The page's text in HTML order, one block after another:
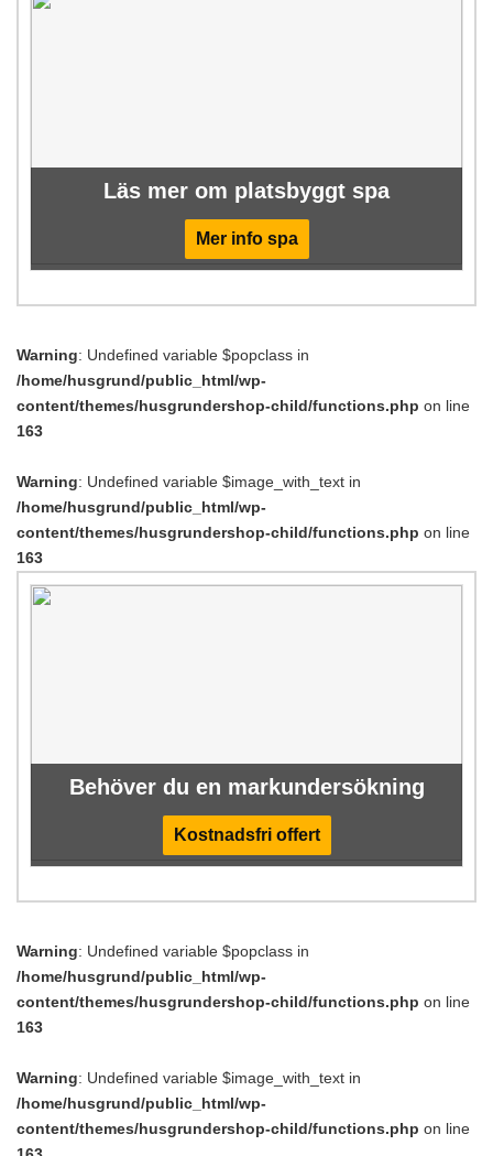
Läs mer om platsbyggt spa
Mer info spa
Warning: Undefined variable $popclass in
/home/husgrund/public_html/wp-
content/themes/husgrundershop-child/functions.php on line
163
Warning: Undefined variable $image_with_text in
/home/husgrund/public_html/wp-
content/themes/husgrundershop-child/functions.php on line
163
Behöver du en markundersökning
Kostnadsfri offert
Warning: Undefined variable $popclass in
/home/husgrund/public_html/wp-
content/themes/husgrundershop-child/functions.php on line
163
Warning: Undefined variable $image_with_text in
/home/husgrund/public_html/wp-
content/themes/husgrundershop-child/functions.php on line